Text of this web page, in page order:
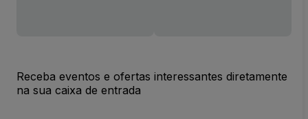
Receba eventos e ofertas interessantes diretamente
na sua caixa de entrada